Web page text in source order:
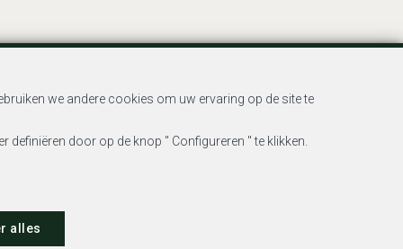
we andere cookies om uw ervaring op de site te
door op de knop " Configureren " te klikken.
alles
: Beroepinstituut van Vastgoedmakelaars Luxemburgstraat,
code
die in België worden uitgevoerd